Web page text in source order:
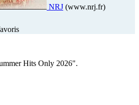
NRJ (www.nrj.fr)
Hits Only 2026".